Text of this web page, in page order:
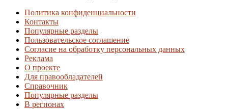
Политика конфиденциальности
Контакты
Популярные разделы
Пользовательское соглашение
Согласие на обработку персональных данных
Реклама
О проекте
Для правообладателей
Справочник
Популярные разделы
В регионах